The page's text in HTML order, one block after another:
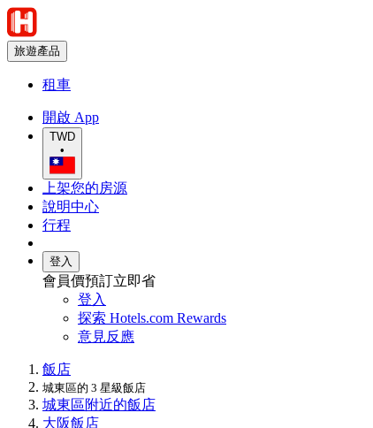
旅遊產品
租車
開啟 App
TWD
•
上架您的房源
說明中心
行程
登入
會員價預訂立即省
登入
探索 Hotels.com Rewards
意見反應
飯店
城東區的 3 星級飯店
城東區附近的飯店
大阪飯店